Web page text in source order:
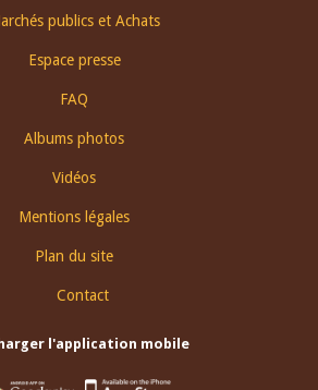
publics et Achats
Espace presse
FAQ
Albums photos
Vidéos
Mentions légales
Plan du site
Contact
l'application mobile